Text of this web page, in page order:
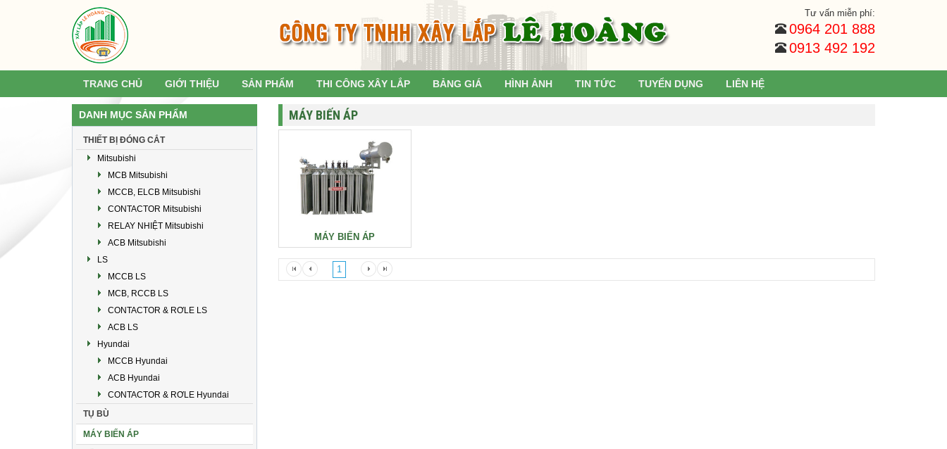
Tư vấn miễn phí:
0964 201 888
0913 492 192
TRANG CHỦ GIỚI THIỆU SẢN PHẨM THI CÔNG XÂY LẮP BẢNG GIÁ HÌNH ẢNH TIN TỨC TUYỂN DỤNG LIÊN HỆ
MÁY BIẾN ÁP
MÁY BIẾN ÁP
1
DANH MỤC SẢN PHẨM
THIẾT BỊ ĐÓNG CẮT
Mitsubishi
MCB Mitsubishi
MCCB, ELCB Mitsubishi
CONTACTOR Mitsubishi
RELAY NHIỆT Mitsubishi
ACB Mitsubishi
LS
MCCB LS
MCB, RCCB LS
CONTACTOR & RƠLE LS
ACB LS
Hyundai
MCCB Hyundai
ACB Hyundai
CONTACTOR & RƠLE Hyundai
TỤ BÙ
MÁY BIẾN ÁP